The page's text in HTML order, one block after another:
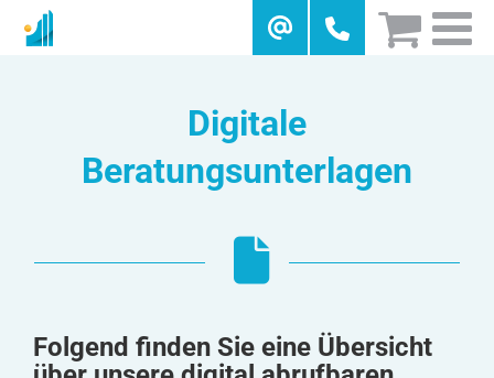
Digitale
Beratungsunterlagen
Folgend finden Sie eine Übersicht